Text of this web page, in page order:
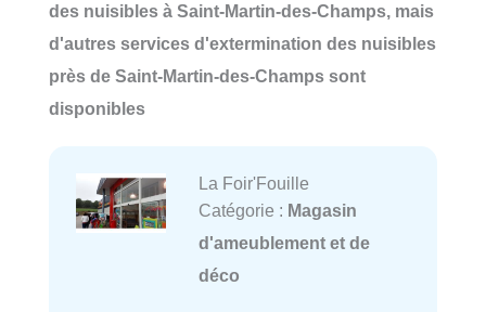
des nuisibles à Saint-Martin-des-Champs, mais
d'autres services d'extermination des nuisibles
près de Saint-Martin-des-Champs sont
disponibles
La Foir'Fouille
Catégorie : Magasin
d'ameublement et de
déco